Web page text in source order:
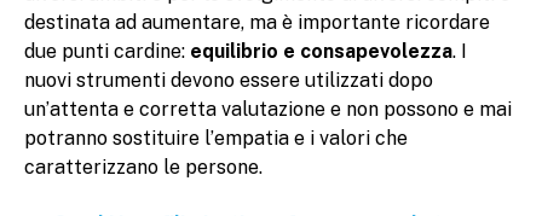
destinata ad aumentare, ma è importante ricordare
due punti cardine: equilibrio e consapevolezza. I
nuovi strumenti devono essere utilizzati dopo
un’attenta e corretta valutazione e non possono e mai
potranno sostituire l’empatia e i valori che
caratterizzano le persone.